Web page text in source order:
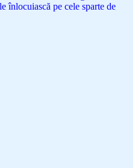
înlocuiască pe cele sparte de